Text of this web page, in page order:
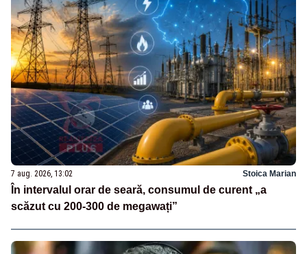
7 aug. 2026, 13:02 Stoica Marian
În intervalul orar de seară, consumul de curent „a
scăzut cu 200-300 de megawați”